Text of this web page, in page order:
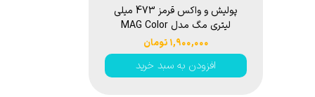
پولیش و واکس قرمز 473 میلی
لیتری مگ مدل MAG Color
Automative Polish Red
۱,۹۰۰,۰۰۰ تومان
افزودن به سبد خرید